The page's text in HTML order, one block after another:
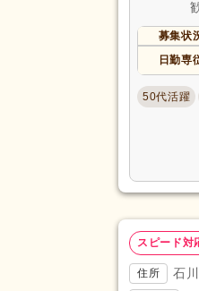
募集状
日勤専
50代活躍
スピード対
住所 石